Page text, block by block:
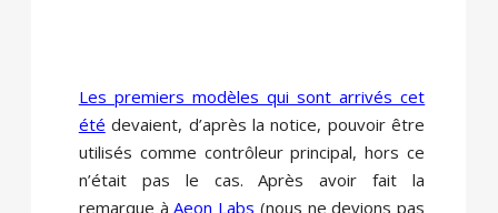
Les premiers modèles qui sont arrivés cet
été devaient, d’après la notice, pouvoir être
utilisés comme contrôleur principal, hors ce
n’était pas le cas. Après avoir fait la
remarque àAeon Labs (nous ne devions pas